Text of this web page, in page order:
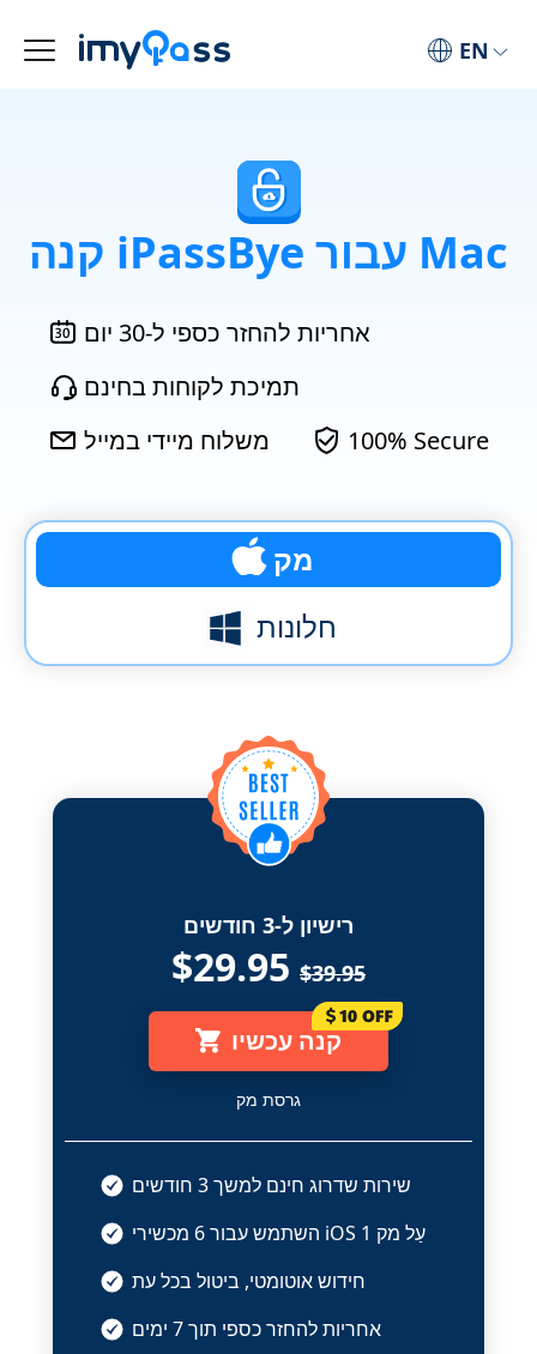
EN
קנה iPassBye עבור Mac
אחריות להחזר כספי ל-30 יום
תמיכת לקוחות בחינם
משלוח מיידי במייל
100% Secure
מק
חלונות
רישיון ל-3 חודשים
$29.95 $39.95
קנה עכשיו
גרסת מק
שירות שדרוג חינם למשך 3 חודשים
השתמש עבור 6 מכשירי iOS עַל מק 1
חידוש אוטומטי, ביטול בכל עת
אחריות להחזר כספי תוך 7 ימים